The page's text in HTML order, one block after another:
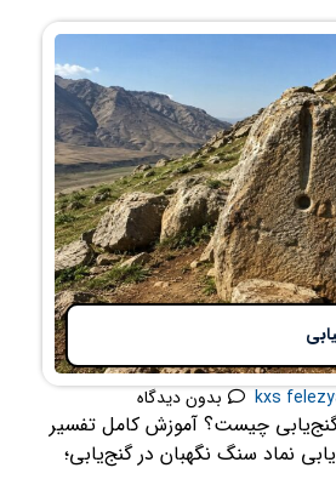
kxs بدون دیدگاه
چیست؟ آموزش کامل تفسیر
نماد سنگ نگهبان در گنج‌یابی؛